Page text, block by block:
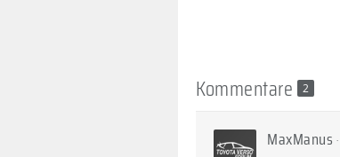
Kommentare 2
MaxManus